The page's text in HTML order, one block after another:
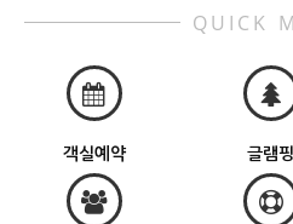
QUICK
객실예약 글램핑